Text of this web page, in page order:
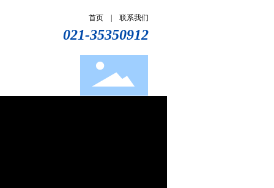
首页| 联系我们
021-35350912